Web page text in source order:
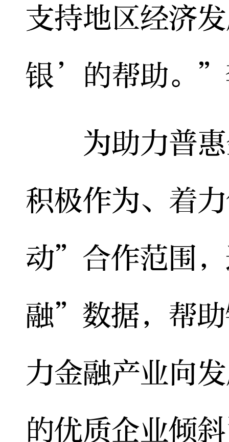
支持地区经济
银’的帮助。”
为助力普惠
积极作为、着
动”合作范围
融”数据，帮
力金融产业向
的优质企业倾